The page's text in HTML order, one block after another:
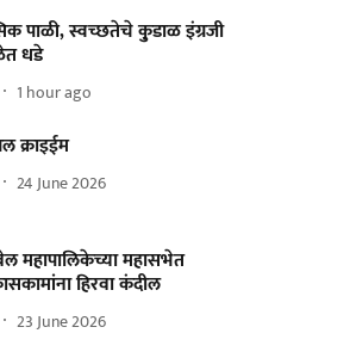
पाळी, स्वच्छतेचे कु़डाळ इंग्रजी
धडे
1 hour ago
क्राइईम
24 June 2026
महापालिकेच्या महासभेत
हिरवा कंदील
23 June 2026